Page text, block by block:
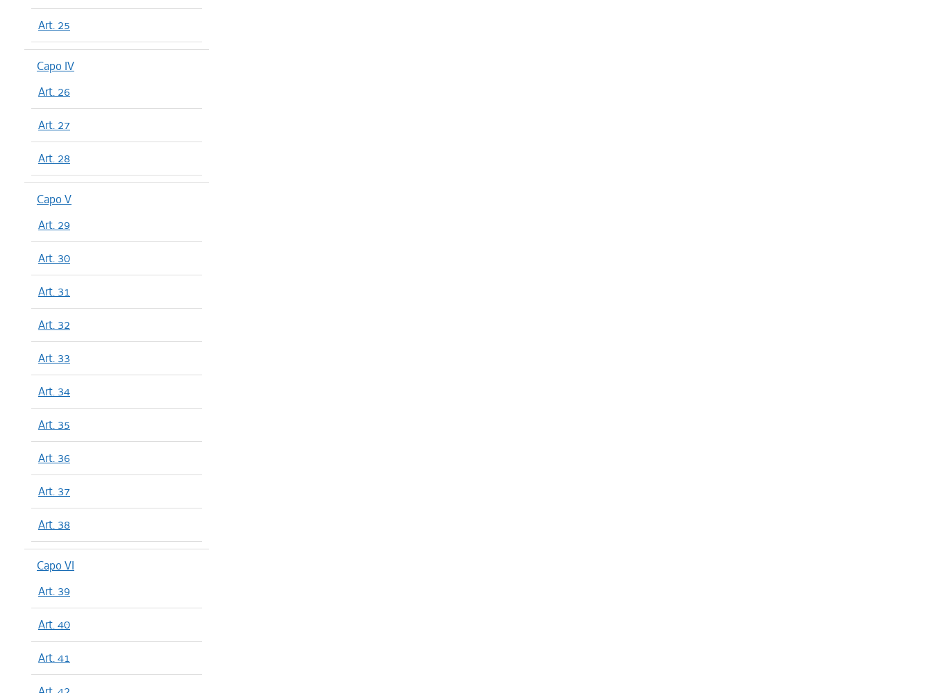
Art. 25
Capo IV
Art. 26
Art. 27
Art. 28
Capo V
Art. 29
Art. 30
Art. 31
Art. 32
Art. 33
Art. 34
Art. 35
Art. 36
Art. 37
Art. 38
Capo VI
Art. 39
Art. 40
Art. 41